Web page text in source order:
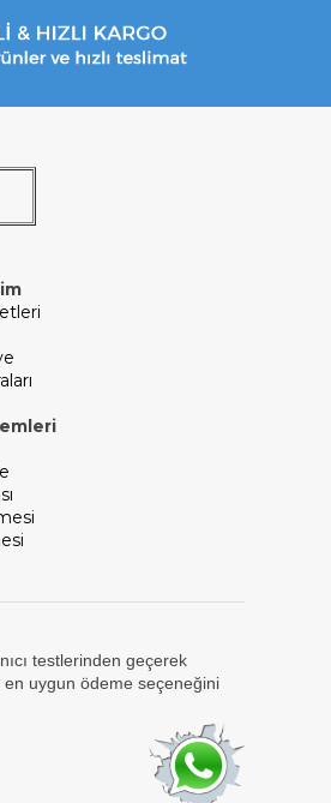
testlerinden geçerek
en uygun ödeme seçeneğini